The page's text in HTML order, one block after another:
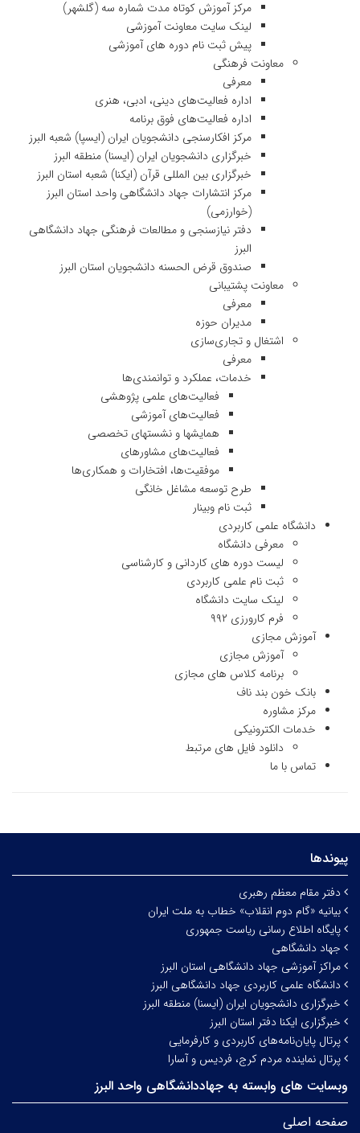
مرکز آموزش کوتاه مدت شماره سه (گلشهر)
لینک سایت معاونت آموزشی
پیش ثبت نام دوره های آموزشی
معاونت فرهنگی
معرفی
اداره فعالیت‌های دینی، ادبی، هنری
اداره فعالیت‌های فوق برنامه
مرکز افکارسنجی دانشجویان ایران (ایسپا) شعبه البرز
خبرگزاری دانشجویان ایران (ایسنا) منطقه البرز
خبرگزاری بین المللی قرآن (ایکنا) شعبه استان البرز
مرکز انتشارات جهاد دانشگاهی واحد استان البرز
(خوارزمی)
دفتر نیازسنجی و مطالعات فرهنگی جهاد دانشگاهی
البرز
صندوق قرض الحسنه دانشجویان استان البرز
معاونت پشتیبانی
معرفی
مدیران حوزه
اشتغال و تجاری‌سازی
معرفی
خدمات، عملکرد و توانمندی‌ها
فعالیت‌های علمی پژوهشی
فعالیت‌های آموزشی
همایشها و نشستهای تخصصی
فعالیت‌های مشاورهای
موفقیت‌ها، افتخارات و همکاری‌ها
طرح توسعه مشاغل خانگی
ثبت نام وبینار
دانشگاه علمی کاربردی
معرفی دانشگاه
لیست دوره های کاردانی و کارشناسی
ثبت نام علمی کاربردی
لینک سایت دانشگاه
فرم کارورزی ۹۹۲
آموزش مجازی
آموزش مجازی
برنامه کلاس های مجازی
بانک خون بند ناف
مرکز مشاوره
خدمات الکترونیکی
دانلود فایل های مرتبط
تماس با ما
پیوندها
دفتر مقام معظم رهبری
بیانیه «گام دوم انقلاب» خطاب به ملت ایران
پایگاه اطلاع رسانی ریاست جمهوری
جهاد دانشگاهی
مراکز آموزشی جهاد دانشگاهی استان البرز
دانشگاه علمی کاربردی جهاد دانشگاهی البرز
خبرگزاری دانشجویان ایران (ایسنا) منطقه البرز
خبرگزاری ایکنا دفتر استان البرز
پرتال پایان‌نامه‌های کاربردی و کارفرمایی
پرتال نماینده مردم کرج، فردیس و آسارا
وبسایت های وابسته به جهاددانشگاهی واحد البرز
صفحه اصلی